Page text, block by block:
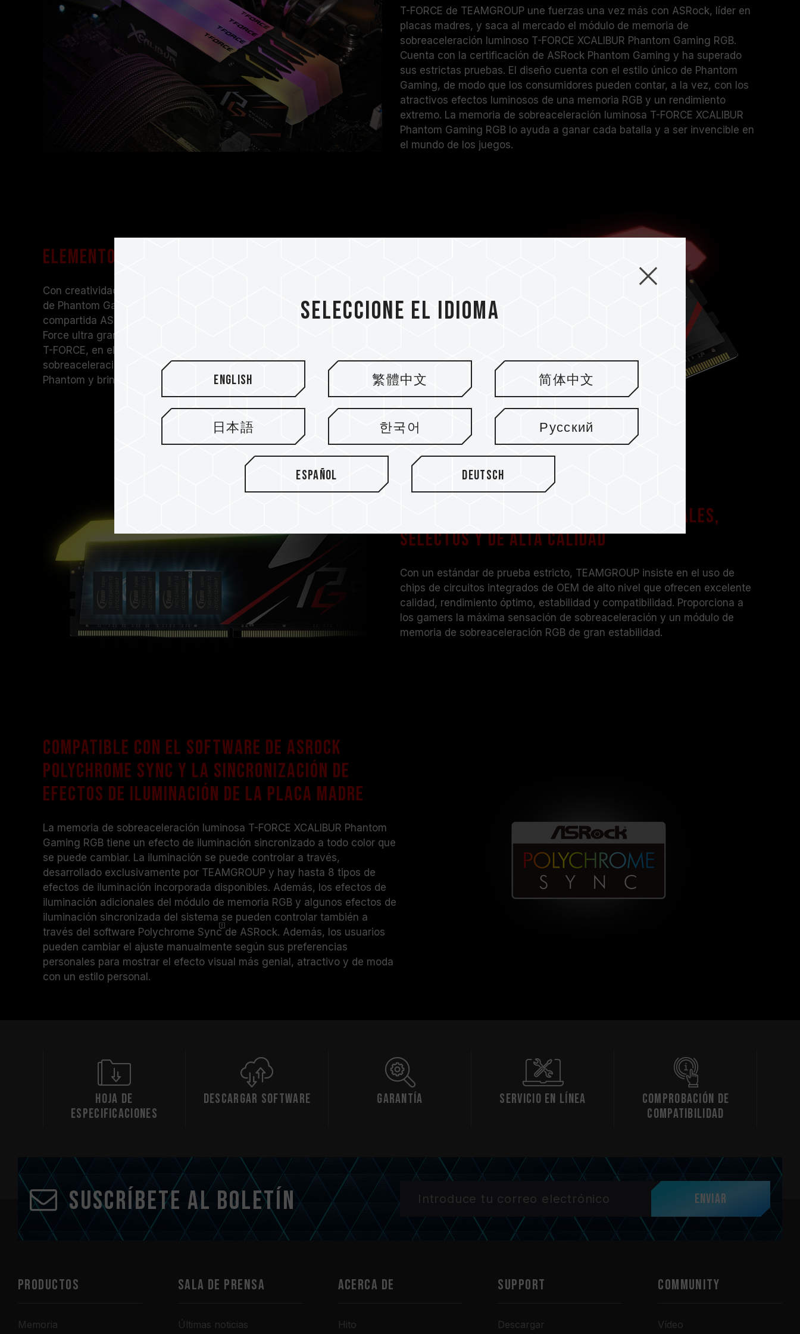
Los módulos de memoria TEAMGROUP han sido sometidos a pruebas bajo
condiciones de voltaje estándar. Para problemas relacionados con el procesador
o la tarjeta madre, comuníquese con el soporte técnico del fabricante
correspondiente.
T-FORCE de TEAMGROUP une fuerzas una vez más con ASRock, líder en
placas madres, y saca al mercado el módulo de memoria de
sobreaceleración luminoso T-FORCE XCALIBUR Phantom Gaming RGB.
Cuenta con la certificación de ASRock Phantom Gaming y ha superado
sus estrictas pruebas. El diseño cuenta con el estilo único de Phantom
Gaming, de modo que los consumidores pueden contar, a la vez, con los
atractivos efectos luminosos de una memoria RGB y un rendimiento
extremo. La memoria de sobreaceleración luminosa T-FORCE XCALIBUR
Phantom Gaming RGB lo ayuda a ganar cada batalla y a ser invencible en
el mundo de los juegos.
Elementos de diseño de Phantom Gaming
Con creatividad e ingenio, el equipo de TEAMGROUP agrega elementos
de Phantom Gaming en el difusor térmico de la memoria de marca
compartida ASRock. Con el concepto de diseño de iluminación de Flujo
Force ultra gran angular, se agregó el logotipo "TF", las letras iniciales de
T-FORCE, en el difusor térmico para crear a la perfección la memoria de
sobreaceleración luminosa RGB para videojuegos T-FORCE XCALIBUR
Phantom y brindar a los gamers una experiencia nueva y única.
Chips de circuitos integrados originales,
selectos y de alta calidad
Con un estándar de prueba estricto, TEAMGROUP insiste en el uso de
chips de circuitos integrados de OEM de alto nivel que ofrecen excelente
calidad, rendimiento óptimo, estabilidad y compatibilidad. Proporciona a
los gamers la máxima sensación de sobreaceleración y un módulo de
memoria de sobreaceleración RGB de gran estabilidad.
Compatible con el software de ASRock
Polychrome Sync y la sincronización de
efectos de iluminación de la placa madre
La memoria de sobreaceleración luminosa T-FORCE XCALIBUR Phantom
Gaming RGB tiene un efecto de iluminación sincronizado a todo color que
se puede cambiar. La iluminación se puede controlar a través,
desarrollado exclusivamente por TEAMGROUP y hay hasta 8 tipos de
efectos de iluminación incorporada disponibles. Además, los efectos de
iluminación adicionales del módulo de memoria RGB y algunos efectos de
iluminación sincronizada del sistema se pueden controlar también a
través del software Polychrome Syncde ASRock. Además, los usuarios
pueden cambiar el ajuste manualmente según sus preferencias
personales para mostrar el efecto visual más genial, atractivo y de moda
con un estilo personal.
Hoja de
especificaciones
Descargar Software Garantía Servicio en línea
Comprobación de
compatibilidad
Suscríbete al boletín Enviar
PRODUCTOS
Memoria
Sala de prensa
Últimas noticias
Acerca de
Hito
SUPPORT
Descargar
COMMUNITY
Vídeo
Seleccione el idioma
English 繁體中文 简体中文
日本語 한국어 Русский
Español Deutsch